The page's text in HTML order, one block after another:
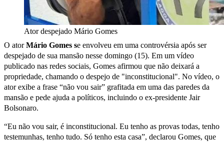
Ator despejado Mário Gomes
O atorMário Gomes se envolveu em uma controvérsia após ser
despejado de sua mansão nesse domingo (15). Em um vídeo
publicado nas redes sociais, Gomes afirmou que não deixará a
propriedade, chamando o despejo de "inconstitucional". No vídeo, o
ator exibe a frase “não vou sair” grafitada em uma das paredes da
mansão e pede ajuda a políticos, incluindo o ex-presidente Jair
Bolsonaro.
“Eu não vou sair, é inconstitucional. Eu tenho as provas todas, tenho
testemunhas, tenho tudo. Só tenho esta casa”, declarou Gomes, que